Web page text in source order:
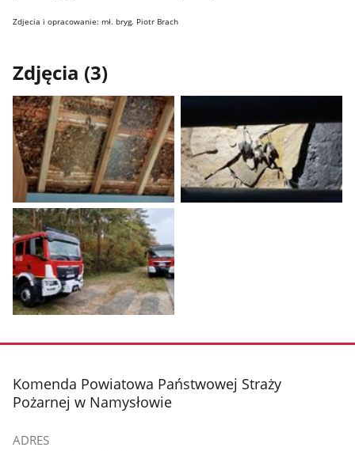
Zdjecia i opracowanie: mł. bryg. Piotr Brach
Zdjęcia (3)
Pokaż
zdjęcie
1
z
galerii.
zdjęcie
galerii.
stopka
Komenda Powiatowa Państwowej Straży
Pożarnej w Namysłowie
ADRES